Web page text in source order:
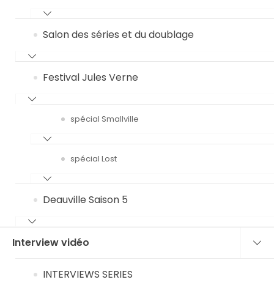
Salon des séries et du doublage
Festival Jules Verne
spécial Smallville
spécial Lost
Deauville Saison 5
Interview vidéo
INTERVIEWS SERIES